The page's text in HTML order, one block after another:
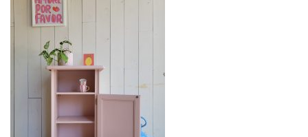
DERNIÈRE CHANCE !
À VOTRE SERVICE
À PROPOS